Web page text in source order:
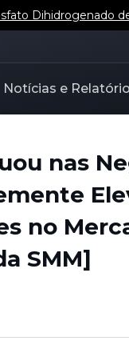
Dihidrogenado
Notícias e
nas
no
SMM]